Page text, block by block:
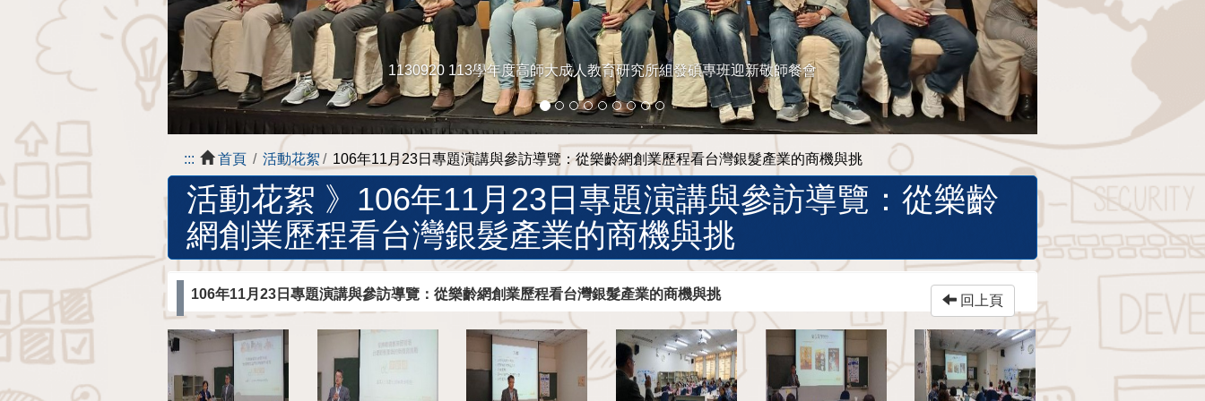
1130920 113學年度高師大成人教育研究所組發碩專班迎新敬師餐會
::: 首頁 活動花絮 106年11月23日專題演講與參訪導覽：從樂齡網創業歷程看台灣銀髮產業的商機與挑
活動花絮 》 106年11月23日專題演講與參訪導覽：從樂齡
網創業歷程看台灣銀髮產業的商機與挑
106年11月23日專題演講與參訪導覽：從樂齡網創業歷程看台灣銀髮產業的商機與挑 回上頁